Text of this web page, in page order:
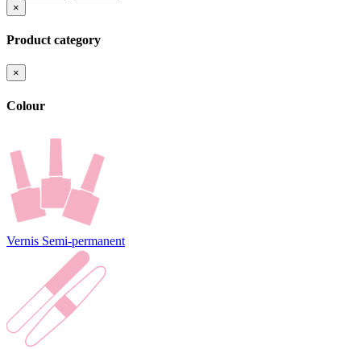
×
Product category
×
Colour
Vernis Semi-permanent